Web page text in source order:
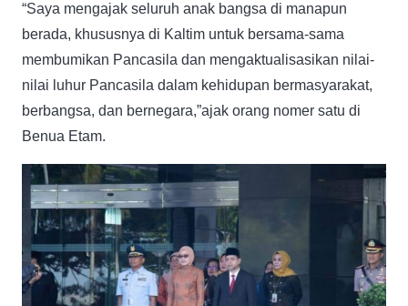
“Saya mengajak seluruh anak bangsa di manapun
berada, khususnya di Kaltim untuk bersama-sama
membumikan Pancasila dan mengaktualisasikan nilai-
nilai luhur Pancasila dalam kehidupan bermasyarakat,
berbangsa, dan bernegara,”ajak orang nomer satu di
Benua Etam.